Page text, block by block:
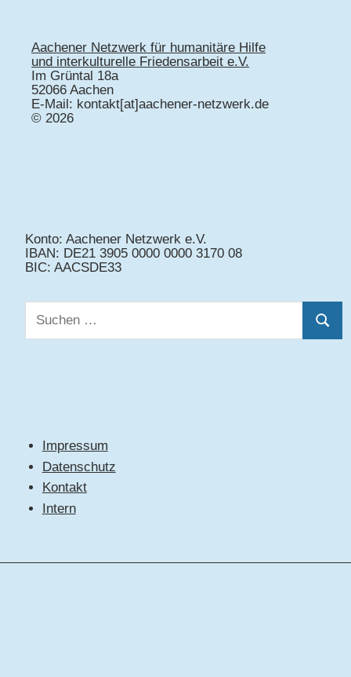
Aachener Netzwerk für humanitäre Hilfe
und interkulturelle Friedensarbeit e.V.
Im Grüntal 18a
52066 Aachen
E-Mail: kontakt[at]aachener-netzwerk.de
© 2026
Konto: Aachener Netzwerk e.V.
IBAN: DE21 3905 0000 0000 3170 08
BIC: AACSDE33
Suchen
nach:
Impressum
Datenschutz
Kontakt
Intern